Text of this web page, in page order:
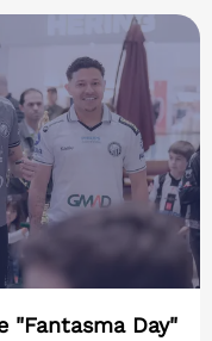
"Fantasma Day"